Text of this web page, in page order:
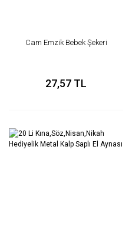
Cam Emzik Bebek Şekeri
27,57 TL